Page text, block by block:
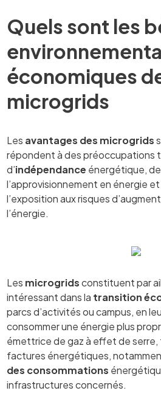
Quels sont les
économiques
microgrids
Les avantages des microgrids
répondent à des préoccupations
d’indépendance énergétique,
l’approvisionnement en énergie
l’exposition aux risques
l’énergie.
Les microgridsconstituent par
intéressant dans la transition
parcs d’activités ou campus, en
consommer une énergie plus
émettrice de gaz à effet de
factures énergétiques,
des consommations
infrastructures concernés.